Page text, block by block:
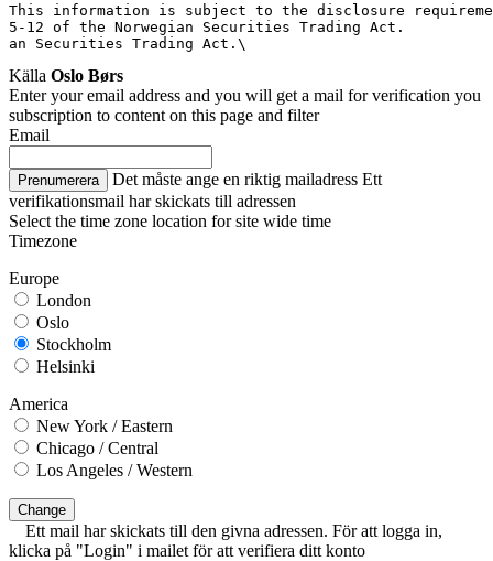
This information is subject to the disclosure
5-12 of the Norwegian Securities Trading Act.
an Securities Trading Act.\
Källa Oslo Børs
Enter your email address and you will get a mail for verification you
subscription to content on this page and filter
Email
Prenumerera Det måste ange en riktig mailadress Ett
verifikationsmail har skickats till adressen
Select the time zone location for site wide time
Timezone
Europe
London
Oslo
Stockholm
Helsinki
America
New York / Eastern
Chicago / Central
Los Angeles / Western
Change
Ett mail har skickats till den givna adressen. För att logga in,
klicka på "Login" i mailet för att verifiera ditt konto